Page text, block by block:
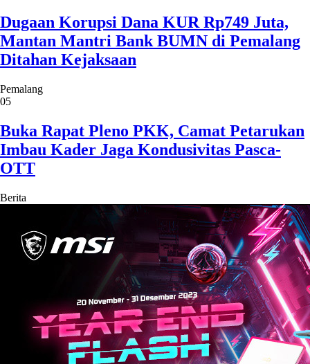
Dugaan Korupsi Dana KUR Rp749 Juta,
Mantan Mantri Bank BUMN di Pemalang
Ditahan Kejaksaan
Pemalang
05
Buka Rapat Pleno PKK, Camat Petarukan
Imbau Kader Jaga Kondusivitas Pasca-
OTT
Berita